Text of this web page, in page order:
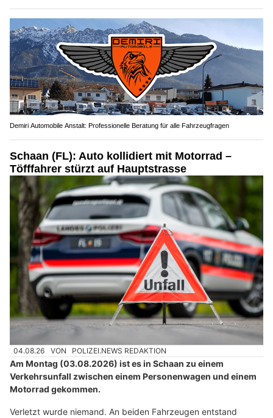
Demiri Automobile Anstalt: Professionelle Beratung für alle Fahrzeugfragen
Schaan (FL): Auto kollidiert mit Motorrad –
Töfffahrer stürzt auf Hauptstrasse
04.08.26 VON POLIZEI.NEWS REDAKTION
Am Montag (03.08.2026) ist es in Schaan zu einem
Verkehrsunfall zwischen einem Personenwagen und einem
Motorrad gekommen.
Verletzt wurde niemand. An beiden Fahrzeugen entstand